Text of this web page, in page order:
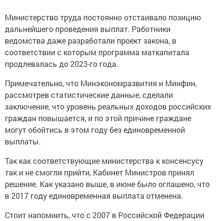
Министерство труда постоянно отстаивало позицию
дальнейшего проведения выплат. Работники
ведомства даже разработали проект закона, в
соответствии с которым программа маткапитала
продлевалась до 2023-го года.
Примечательно, что Минэкономразвития и Минфин,
рассмотрев статистические данные, сделали
заключение, что уровень реальных доходов российских
граждан повышается, и по этой причине граждане
могут обойтись в этом году без единовременной
выплаты.
Так как соответствующие министерства к консенсусу
так и не смогли прийти, Кабинет Министров принял
решение. Как указано выше, в июне было оглашено, что
в 2017 году единовременная выплата отменена.
Стоит напомнить, что с 2007 в Российской Федерации